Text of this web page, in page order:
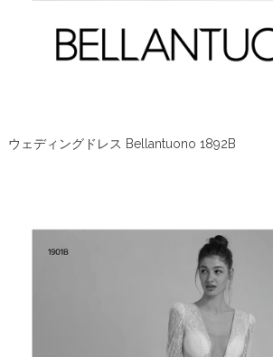
ウェディングドレス Bellantuono 1892B